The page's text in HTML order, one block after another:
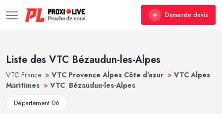
Demande devis
Liste des VTC Bézaudun-les-Alpes
VTC France > VTC Provence Alpes Côte d'azur > VTC Alpes
Maritimes > VTC Bézaudun-les-Alpes
Département 06